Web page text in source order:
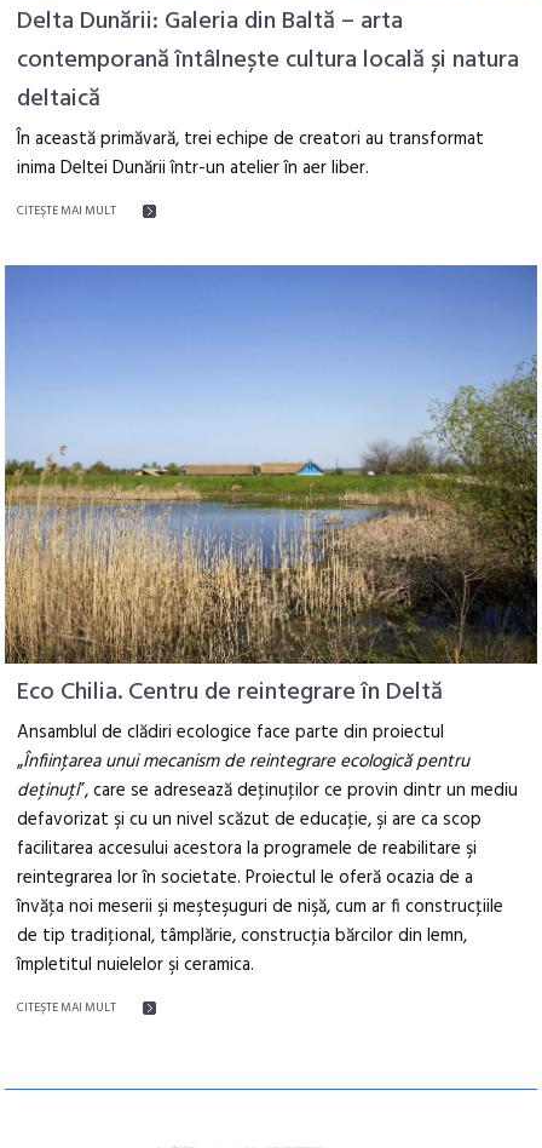
Delta Dunării: Galeria din Baltă – arta
contemporană întâlnește cultura locală și natura
deltaică
În această primăvară, trei echipe de creatori au transformat
inima Deltei Dunării într-un atelier în aer liber.
CITEŞTE MAI MULT
Eco Chilia. Centru de reintegrare în Deltă
Ansamblul de clădiri ecologice face parte din proiectul
„Înfiinţarea unui mecanism de reintegrare ecologică pentru
deţinuţi”, care se adresează deţinuţilor ce provin dintr un mediu
defavorizat şi cu un nivel scăzut de educaţie, şi are ca scop
facilitarea accesului acestora la programele de reabilitare şi
reintegrarea lor în societate. Proiectul le oferă ocazia de a
învăţa noi meserii şi meşteşuguri de nişă, cum ar fi construcţiile
de tip tradiţional, tâmplărie, construcţia bărcilor din lemn,
împletitul nuielelor şi ceramica.
CITEŞTE MAI MULT